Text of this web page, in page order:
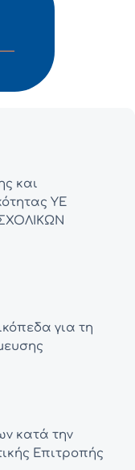
και
ΥΕ
για τη
κατά την
Επιτροπής